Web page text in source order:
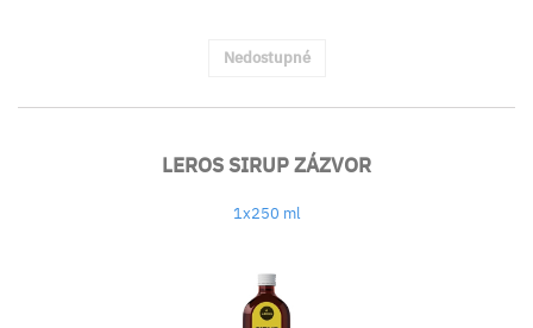
Nedostupné
LEROS SIRUP ZÁZVOR
1x250 ml